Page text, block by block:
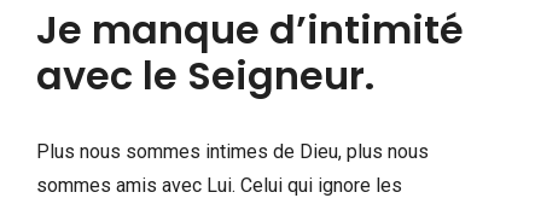
Je manque d’intimité
avec le Seigneur.
Plus nous sommes intimes de Dieu, plus nous
sommes amis avec Lui. Celui qui ignore les